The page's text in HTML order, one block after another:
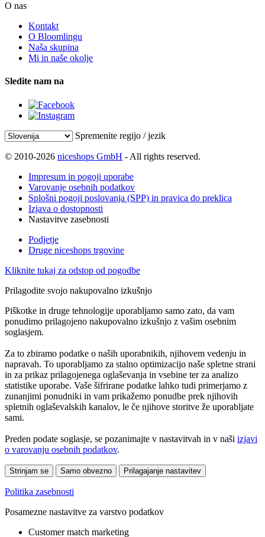
O nas
Kontakt
O Bloomlingu
Naša skupina
Mi in naše okolje
Sledite nam na
Spremenite regijo / jezik
© 2010-2026 niceshops GmbH - All rights reserved.
Impresum in pogoji uporabe
Varovanje osebnih podatkov
Splošni pogoji poslovanja (SPP) in pravica do preklica
Izjava o dostopnosti
Nastavitve zasebnosti
Podjetje
Druge niceshops trgovine
Kliknite tukaj za odstop od pogodbe
Prilagodite svojo nakupovalno izkušnjo
Piškotke in druge tehnologije uporabljamo samo zato, da vam
ponudimo prilagojeno nakupovalno izkušnjo z vašim osebnim
soglasjem.
Za to zbiramo podatke o naših uporabnikih, njihovem vedenju in
napravah. To uporabljamo za stalno optimizacijo naše spletne strani
in za prikaz prilagojenega oglaševanja in vsebine ter za analizo
statistike uporabe. Vaše šifrirane podatke lahko tudi primerjamo z
zunanjimi ponudniki in vam prikažemo ponudbe prek njihovih
spletnih oglaševalskih kanalov, le če njihove storitve že uporabljate
sami.
Preden podate soglasje, se pozanimajte v nastavitvah in v naši izjavi
o varovanju osebnih podatkov.
Strinjam se Samo obvezno Prilagajanje nastavitev
Politika zasebnosti
Posamezne nastavitve za varstvo podatkov
Customer match marketing